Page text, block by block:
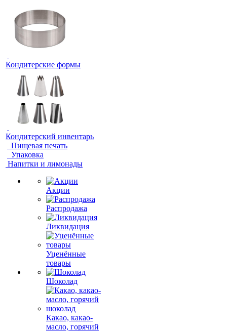
Кондитерские формы
Кондитерский инвентарь
Пищевая печать
Упаковка
Напитки и лимонады
Акции
Распродажа
Ликвидация
Уценённые
товары
Шоколад
Какао, какао-
масло, горячий